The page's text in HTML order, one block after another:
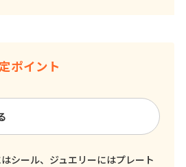
ポイント
シール、ジュエリーにはプレート